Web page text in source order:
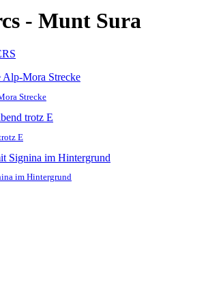
- Munt Sura
Strecke
E
im Hintergrund